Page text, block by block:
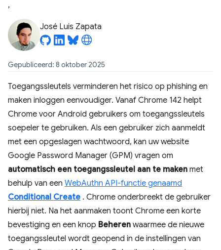
,
José Luis Zapata
Gepubliceerd: 8 oktober 2025
Toegangssleutels verminderen het risico op phishing en
maken inloggen eenvoudiger. Vanaf Chrome 142 helpt
Chrome voor Android gebruikers om toegangssleutels
soepeler te gebruiken. Als een gebruiker zich aanmeldt
met een opgeslagen wachtwoord, kan uw website
Google Password Manager (GPM) vragen om
automatisch een toegangssleutel aan te maken met
behulp van een WebAuthn API-functie genaamd
Conditional Create . Chrome onderbreekt de gebruiker
hierbij niet. Na het aanmaken toont Chrome een korte
bevestiging en een knop Beheren waarmee de nieuwe
toegangssleutel wordt geopend in de instellingen van